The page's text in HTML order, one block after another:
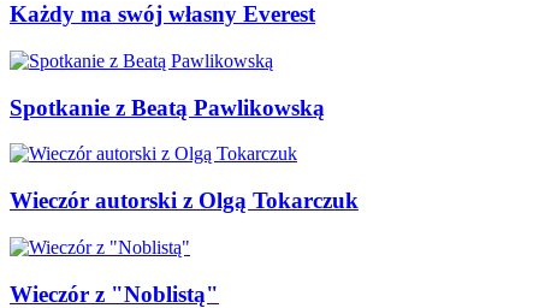
Każdy ma swój własny Everest
Spotkanie z Beatą Pawlikowską
Wieczór autorski z Olgą Tokarczuk
Wieczór z "Noblistą"